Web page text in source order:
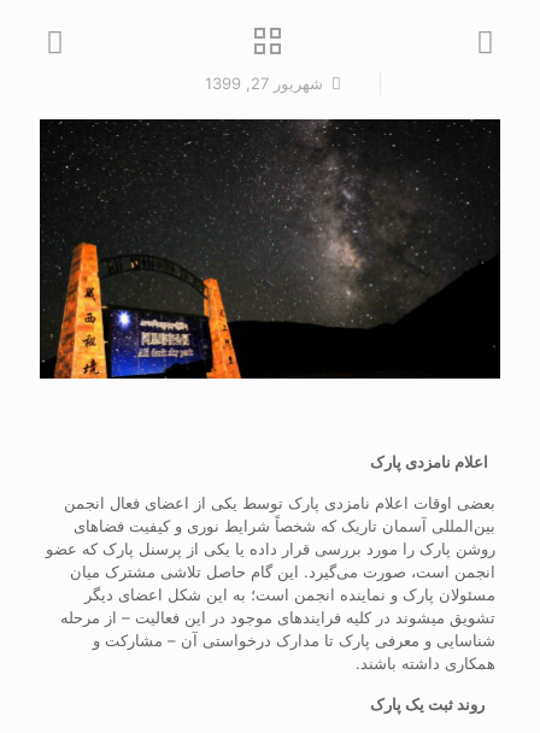
شهریور 27, 1399
اعلام نامزدی پارک
بعضی اوقات اعلام نامزدی پارک توسط یکی از اعضای فعال انجمن
بین‌المللی آسمان تاریک که شخصاً شرایط نوری و کیفیت فضاهای
روشن پارک را مورد بررسی قرار داده یا یکی از پرسنل پارک که عضو
انجمن است، صورت می‌گیرد. این گام حاصل تلاشی مشترک میان
مسئولان پارک و نماینده انجمن است؛ به این شکل اعضای دیگر
تشویق می­شوند در کلیه فرایندهای موجود در این فعالیت – از مرحله
شناسایی و معرفی پارک تا مدارک درخواستی آن – مشارکت و
همکاری داشته باشند.
روند ثبت یک پارک